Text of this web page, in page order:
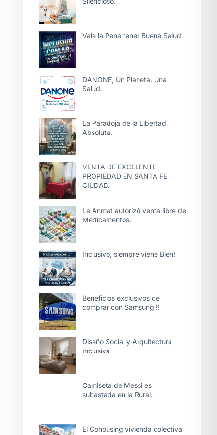
Vale la Pena tener Buena Salud
DANONE, Un Planeta. Una
Salud.
La Paradoja de la Libertad
Absoluta.
VENTA DE EXCELENTE
PROPIEDAD EN SANTA FE
CIUDAD.
La Anmat autorizò venta libre de
Medicamentos.
Inclusivo, siempre viene Bien!
Beneficios exclusivos de
comprar con Samsung!!!
Diseño Social y Arquitectura
Inclusiva
Camiseta de Messi es
subastada en la Rural.
El Cohousing vivienda colectiva